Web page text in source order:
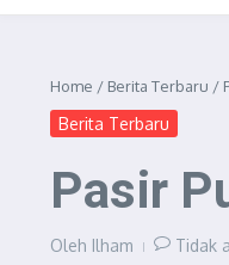
Home / Berita Terbaru /
Berita Terbaru
Pasir
Oleh Ilham Tidak